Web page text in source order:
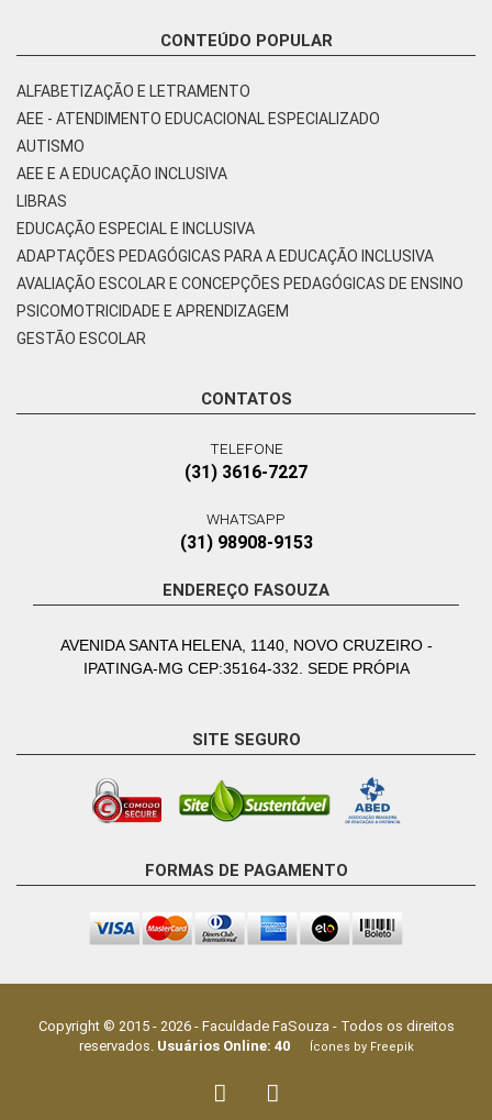
CONTEÚDO POPULAR
ALFABETIZAÇÃO E LETRAMENTO
AEE - ATENDIMENTO EDUCACIONAL ESPECIALIZADO
AUTISMO
AEE E A EDUCAÇÃO INCLUSIVA
LIBRAS
EDUCAÇÃO ESPECIAL E INCLUSIVA
ADAPTAÇÕES PEDAGÓGICAS PARA A EDUCAÇÃO INCLUSIVA
AVALIAÇÃO ESCOLAR E CONCEPÇÕES PEDAGÓGICAS DE ENSINO
PSICOMOTRICIDADE E APRENDIZAGEM
GESTÃO ESCOLAR
CONTATOS
TELEFONE
(31) 3616-7227
WHATSAPP
(31) 98908-9153
ENDEREÇO FASOUZA
AVENIDA SANTA HELENA, 1140, NOVO CRUZEIRO -
IPATINGA-MG CEP:35164-332. SEDE PRÓPIA
SITE SEGURO
FORMAS DE PAGAMENTO
Copyright © 2015 - 2026- Faculdade FaSouza - Todos os direitos
reservados. Usuários Online: 40Ícones by Freepik